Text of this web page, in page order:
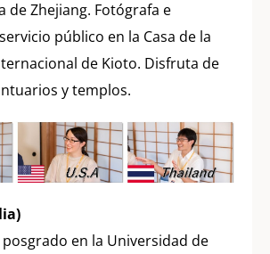
de Zhejiang. Fotógrafa e
público en la Casa de la
de Kioto. Disfruta de
y templos.
en la Universidad de